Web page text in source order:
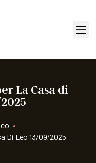
La Casa di
•
Di Leo 13/09/2025